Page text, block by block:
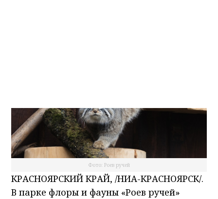
Фото: Роев ручей
КРАСНОЯРСКИЙ КРАЙ, /НИА-КРАСНОЯРСК/.
В парке флоры и фауны «Роев ручей»